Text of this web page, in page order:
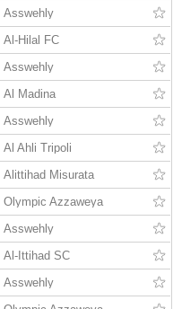
Asswehly
Al-Hilal FC
Asswehly
Al Madina
Asswehly
Al Ahli Tripoli
Alittihad Misurata
Olympic Azzaweya
Asswehly
Al-Ittihad SC
Asswehly